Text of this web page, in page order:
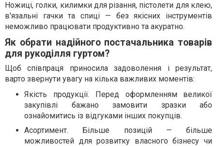
Ножиці, голки, килимки для різання, пістолети для клею,
в'язальні гачки та спиці — без якісних інструментів
неможливо працювати продуктивно та акуратно.
Як обрати надійного постачальника товарів
для рукоділля гуртом?
Щоб співпраця приносила задоволення і результат,
варто звернути увагу на кілька важливих моментів:
Якість продукції. Перед оформленням великої
закупівлі бажано замовити зразки або
ознайомитись із відгуками інших покупців.
Асортимент. Більше позицій — більше
можливостей для розвитку власного бізнесу чи